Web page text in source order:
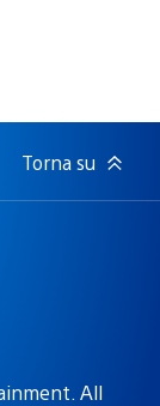
Torna su
All